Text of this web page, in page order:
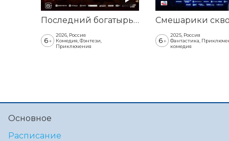
Последний богатырь. Колобок
6+
2026, Россия
Комедия, Фэнтези,
Приключения
6+
2025, Россия
Фантастика,
комедия
Основное
Расписание